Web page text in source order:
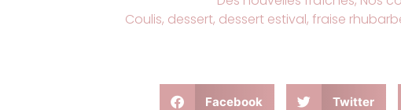
Coulis, dessert, dessert estival, fraise
Facebook Twitter